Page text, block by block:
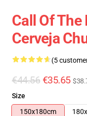
Call Of
Cerveja
(5
€44.56 €35.65
Size
150x180cm